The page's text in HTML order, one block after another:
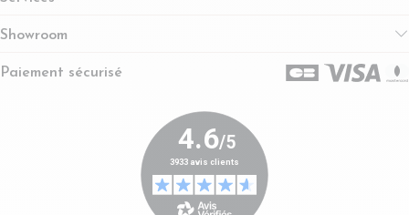
Showroom
Paiement sécurisé